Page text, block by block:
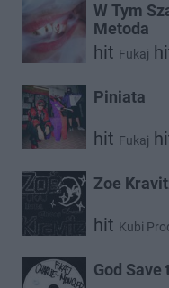
W Tym
Metoda
hit Fukaj
Piniata
hit Fukaj
Zoe
hit Kubi
God Save